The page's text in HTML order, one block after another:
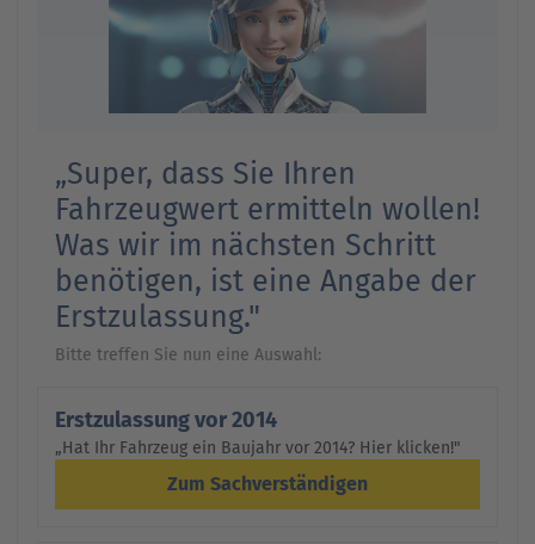
navigation
„Super, dass Sie Ihren
Fahrzeugwert ermitteln wollen!
Was wir im nächsten Schritt
benötigen, ist eine Angabe der
Erstzulassung."
Bitte treffen Sie nun eine Auswahl:
Erstzulassung vor 2014
„Hat Ihr Fahrzeug ein Baujahr vor 2014? Hier klicken!"
Zum Sachverständigen